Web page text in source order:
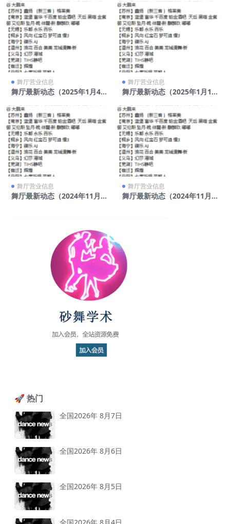
舞厅营业信息
舞厅最新动态（2025年1月4
舞厅营业信息
舞厅最新动态（2025年1月11
舞厅营业信息
舞厅最新动态（2024年11月2
舞厅营业信息
舞厅最新动态（2024年11月1
🚀 热门
全国2026年 8月7日
全国2026年 8月6日
全国2026年 8月5日
全国2026年 8月4日